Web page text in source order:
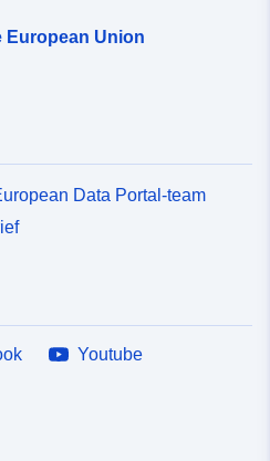
European Union
Data Portal-team
Youtube